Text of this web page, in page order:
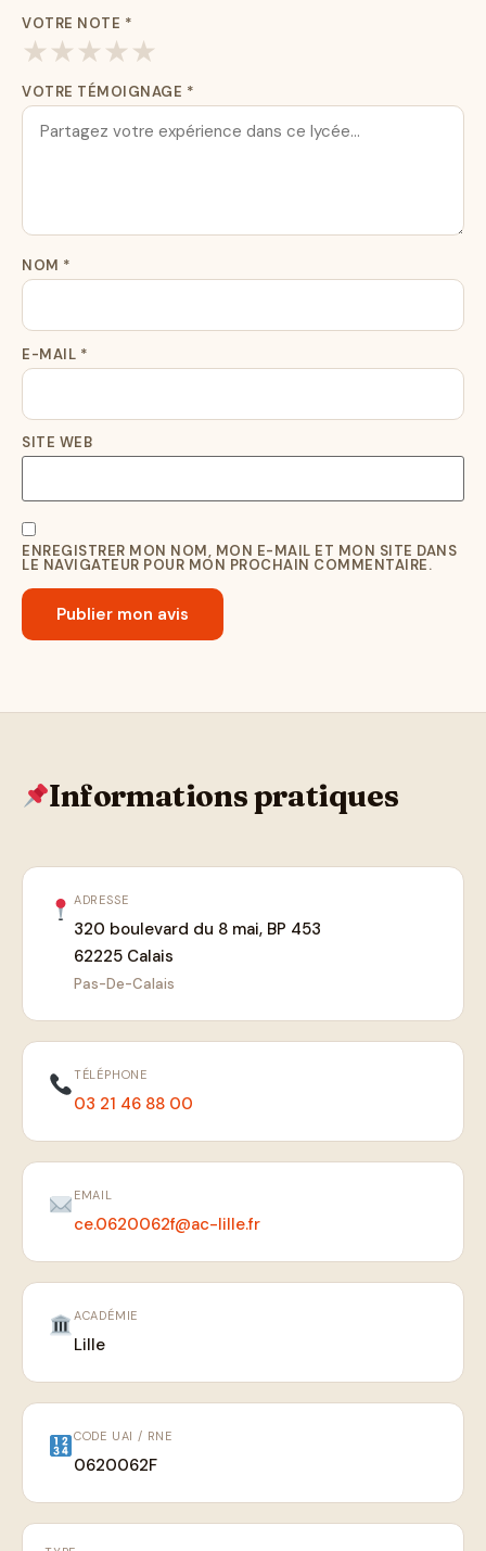
VOTRE NOTE *
★★★★★
VOTRE TÉMOIGNAGE *
NOM *
E-MAIL *
SITE WEB
ENREGISTRER MON NOM, MON E-MAIL ET MON SITE DANS
LE NAVIGATEUR POUR MON PROCHAIN COMMENTAIRE.
Informations pratiques
ADRESSE
320 boulevard du 8 mai, BP 453
62225 Calais
Pas-De-Calais
TÉLÉPHONE
03 21 46 88 00
EMAIL
ce.0620062f@ac-lille.fr
ACADÉMIE
Lille
CODE UAI / RNE
0620062F